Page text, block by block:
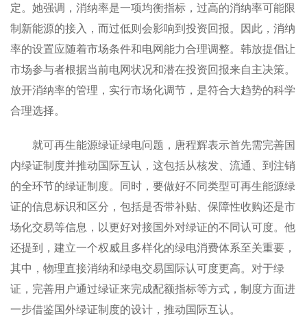
定。她强调，消纳率是一项均衡指标，过高的消纳率可能限
制新能源的接入，而过低则会影响到投资回报。因此，消纳
率的设置应随着市场条件和电网能力合理调整。韩放提倡让
市场参与者根据当前电网状况和潜在投资回报来自主决策。
放开消纳率的管理，实行市场化调节，是符合大趋势的科学
合理选择。
就可再生能源绿证绿电问题，唐程辉表示首先需完善国
内绿证制度并推动国际互认，这包括从核发、流通、到注销
的全环节的绿证制度。同时，要做好不同类型可再生能源绿
证的信息标识和区分，包括是否带补贴、保障性收购还是市
场化交易等信息，以更好对接国外对绿证的不同认可度。他
还提到，建立一个权威且多样化的绿电消费体系至关重要，
其中，物理直接消纳和绿电交易国际认可度更高。对于绿
证，完善用户通过绿证来完成配额指标等方式，制度方面进
一步借鉴国外绿证制度的设计，推动国际互认。